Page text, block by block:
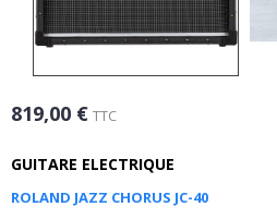
819,00 € TTC
GUITARE ELECTRIQUE
ROLAND JAZZ CHORUS JC-40